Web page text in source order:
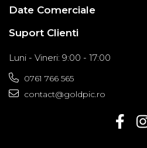
Date Comerciale
Suport Clienti
Luni - Vineri: 9:00 - 17:00
0761 766 565
contact@goldpic.ro